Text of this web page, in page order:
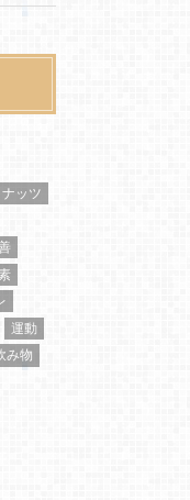
ナッツ
運動
み物